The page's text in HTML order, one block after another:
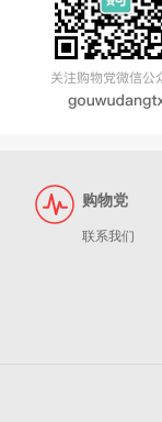
购物党
联系我们